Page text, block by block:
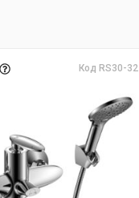
Код RS30-32